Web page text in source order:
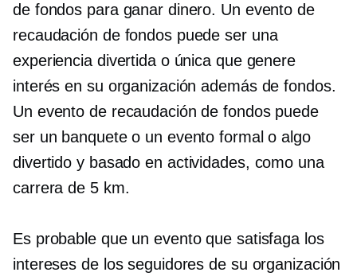
de fondos para ganar dinero. Un evento de
recaudación de fondos puede ser una
experiencia divertida o única que genere
interés en su organización además de fondos.
Un evento de recaudación de fondos puede
ser un banquete o un evento formal o algo
divertido y basado en actividades, como una
carrera de 5 km.
Es probable que un evento que satisfaga los
intereses de los seguidores de su organización